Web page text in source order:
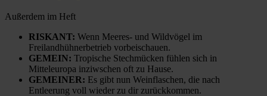
Außerdem im Heft
RISKANT: Wenn Meeres- und Wildvögel im
Freilandhühnerbetrieb vorbeischauen.
GEMEIN: Tropische Stechmücken fühlen sich in
Mitteleuropa inziwschen oft zu Hause.
GEMEINER: Es gibt nun Weinflaschen, die nach
Entleerung voll wieder zu dir zurückkommen.